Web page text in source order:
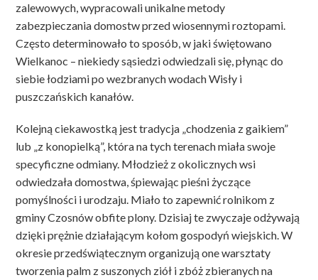
zalewowych, wypracowali unikalne metody
zabezpieczania domostw przed wiosennymi roztopami.
Często determinowało to sposób, w jaki świętowano
Wielkanoc – niekiedy sąsiedzi odwiedzali się, płynąc do
siebie łodziami po wezbranych wodach Wisły i
puszczańskich kanałów.
Kolejną ciekawostką jest tradycja „chodzenia z gaikiem”
lub „z konopielką”, która na tych terenach miała swoje
specyficzne odmiany. Młodzież z okolicznych wsi
odwiedzała domostwa, śpiewając pieśni życzące
pomyślności i urodzaju. Miało to zapewnić rolnikom z
gminy Czosnów obfite plony. Dzisiaj te zwyczaje odżywają
dzięki prężnie działającym kołom gospodyń wiejskich. W
okresie przedświątecznym organizują one warsztaty
tworzenia palm z suszonych ziół i zbóż zbieranych na